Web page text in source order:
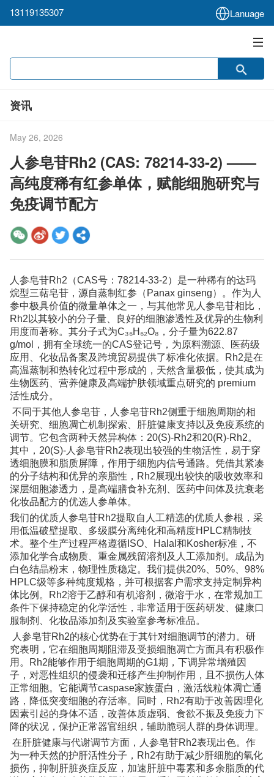
13119135307 Lanuage
资讯
May 26, 2026
人参皂苷Rh2 (CAS: 78214-33-2) ——
高纯度稀有红参单体，赋能细胞研究与
免疫调节配方
人参皂苷Rh2（CAS号：78214-33-2）是一种稀有的达玛
烷型三萜皂苷，源自蒸制红参（Panax ginseng）。作为人
参中极具价值的微量单体之一，与其他常见人参皂苷相比，
Rh2以其较小的分子量、良好的细胞渗透性及优异的生物利
用度而著称。其分子式为C₃₆H₆₂O₈，分子量为622.87
g/mol，拥有全球统一的CAS登记号，为原料溯源、医药级
应用、化妆品备案及跨境贸易提供了标准化依据。Rh2是在
高温蒸制和热转化过程中形成的，天然含量极低，使其成为
生物医药、营养健康及高端护肤领域重点研究的 premium
活性成分。
不同于其他人参皂苷，人参皂苷Rh2侧重于细胞周期的相
关研究、细胞凋亡机制探索、肝脏健康支持以及免疫系统的
调节。它包含两种天然异构体：20(S)-Rh2和20(R)-Rh2。
其中，20(S)-人参皂苷Rh2表现出较强的生物活性，易于穿
透细胞膜和脂质屏障，作用于细胞内信号通路。凭借其紧凑
的分子结构和优异的亲脂性，Rh2展现出较快的吸收效率和
深层细胞渗透力，是高端膳食补充剂、医药中间体及抗衰老
化妆品配方的优选人参单体。
我们的优质人参皂苷Rh2提取自人工精选的优质人参根，采
用低温破壁提取、多级膜分离纯化和高精度HPLC精制技
术。整个生产过程严格遵循ISO、Halal和Kosher标准，不
添加化学合成物质、重金属残留溶剂及人工添加剂。成品为
白色结晶粉末，物理性质稳定。我们提供20%、50%、98%
HPLC级等多种纯度规格，并可根据客户需求支持定制异构
体比例。Rh2溶于乙醇和有机溶剂，微溶于水，在常规加工
条件下保持稳定的化学活性，非常适用于医药研发、健康口
服制剂、化妆品添加剂及实验室参考标准品。
人参皂苷Rh2的核心优势在于其针对细胞调节的潜力。研
究表明，它在细胞周期阻滞及受损细胞凋亡方面具有积极作
用。Rh2能够作用于细胞周期的G1期，下调异常增殖因
子，对恶性组织的侵袭和迁移产生抑制作用，且不损伤人体
正常细胞。它能调节caspase家族蛋白，激活线粒体凋亡通
路，降低突变细胞的存活率。同时，Rh2有助于改善因理化
因素引起的身体不适，改善体质虚弱、食欲不振及免疫力下
降的状况，保护正常器官组织，辅助脆弱人群的身体调理。
在肝脏健康与代谢调节方面，人参皂苷Rh2表现出色。作
为一种天然的护肝活性分子，Rh2有助于减少肝细胞的氧化
损伤，抑制肝脏炎症反应，加速肝脏中毒素和多余脂质的代